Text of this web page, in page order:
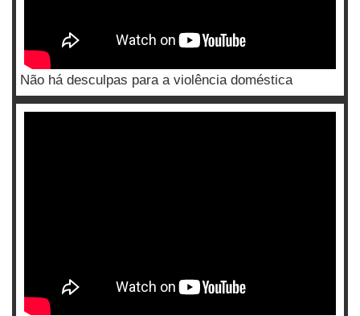
Não há desculpas para a violência doméstica